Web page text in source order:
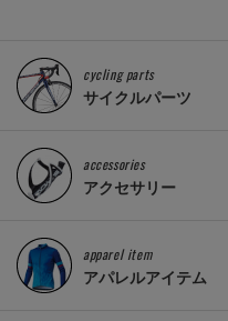
cycling parts
サイクルパーツ
accessories
アクセサリー
apparel item
アパレルアイテム